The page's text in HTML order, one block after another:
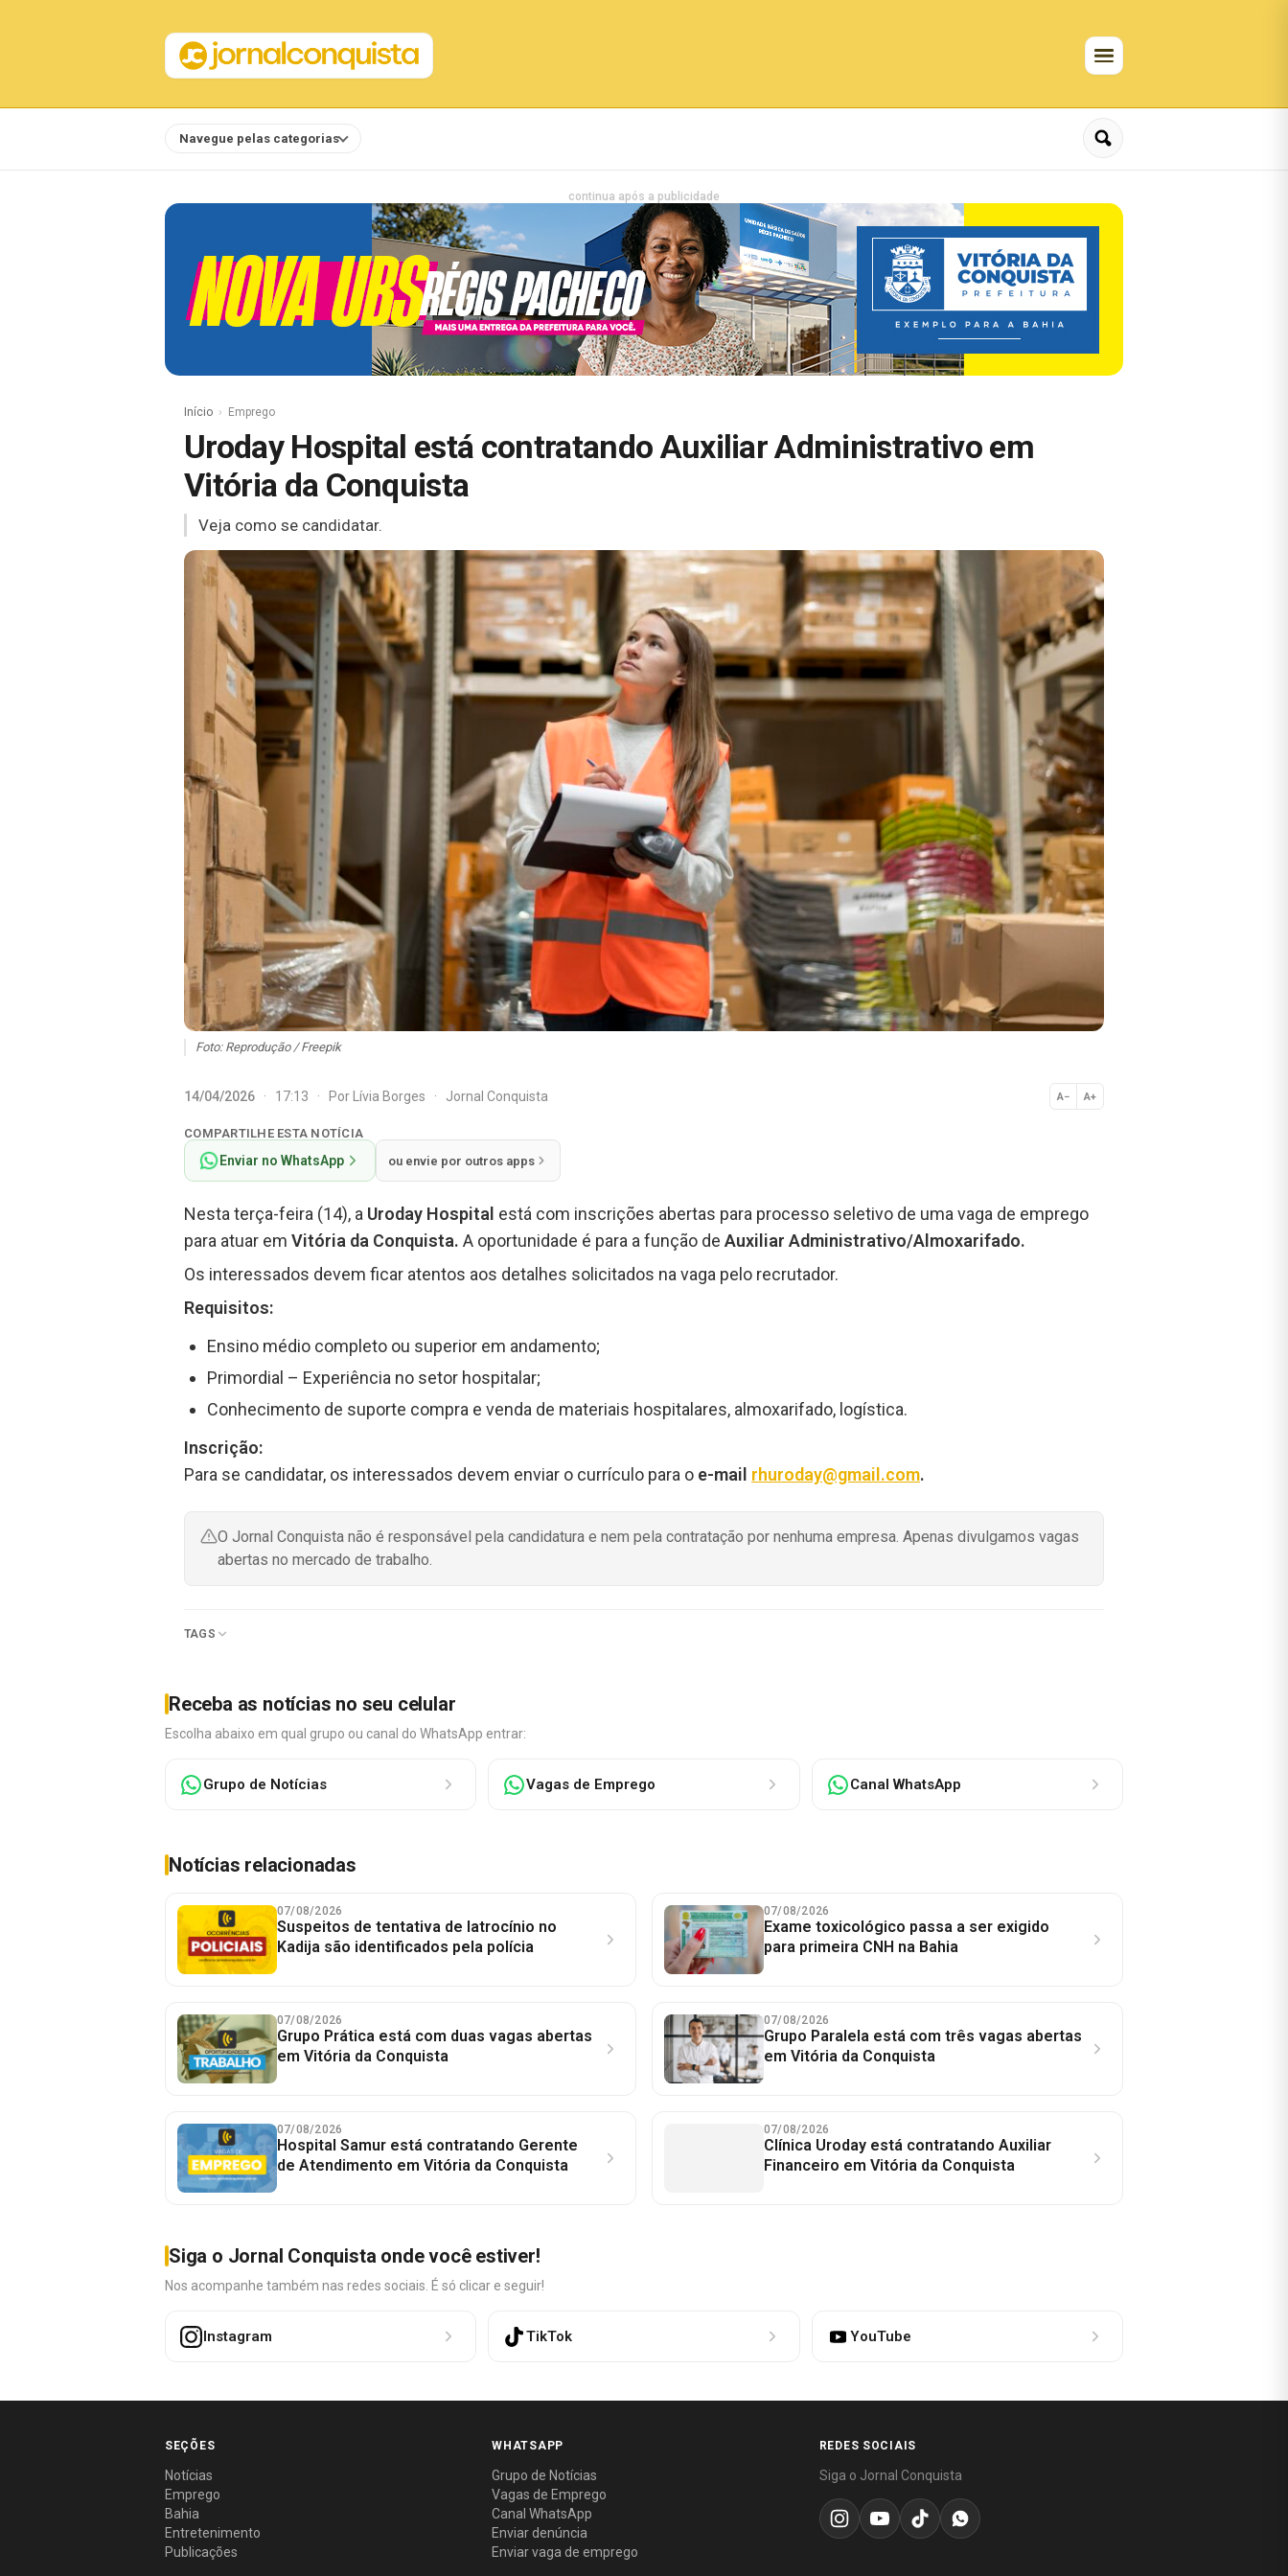
Navegue pelas categorias
continua após a publicidade
Início Emprego
Uroday Hospital está contratando Auxiliar Administrativo em
Vitória da Conquista
Veja como se candidatar.
Foto: Reprodução / Freepik
14/04/2026 · 17:13 · Por Lívia Borges · Jornal Conquista A− A+
Normal
COMPARTILHE ESTA NOTÍCIA
Enviar no WhatsApp ou envie por outros apps
Nesta terça-feira (14), a Uroday Hospital está com inscrições abertas para processo seletivo de uma vaga de emprego
para atuar em Vitória da Conquista. A oportunidade é para a função de Auxiliar Administrativo/Almoxarifado.
Os interessados devem ficar atentos aos detalhes solicitados na vaga pelo recrutador.
Requisitos:
Ensino médio completo ou superior em andamento;
Primordial – Experiência no setor hospitalar;
Conhecimento de suporte compra e venda de materiais hospitalares, almoxarifado, logística.
Inscrição:
Para se candidatar, os interessados devem enviar o currículo para o e-mail rhuroday@gmail.com.
O Jornal Conquista não é responsável pela candidatura e nem pela contratação por nenhuma empresa. Apenas divulgamos vagas
abertas no mercado de trabalho.
TAGS
Receba as notícias no seu celular
Escolha abaixo em qual grupo ou canal do WhatsApp entrar:
Grupo de Notícias Vagas de Emprego Canal WhatsApp
Notícias relacionadas
07/08/2026
Suspeitos de tentativa de latrocínio no
Kadija são identificados pela polícia
07/08/2026
Exame toxicológico passa a ser exigido
para primeira CNH na Bahia
07/08/2026
Grupo Prática está com duas vagas abertas
em Vitória da Conquista
07/08/2026
Grupo Paralela está com três vagas abertas
em Vitória da Conquista
07/08/2026
Hospital Samur está contratando Gerente
de Atendimento em Vitória da Conquista
07/08/2026
Clínica Uroday está contratando Auxiliar
Financeiro em Vitória da Conquista
Siga o Jornal Conquista onde você estiver!
Nos acompanhe também nas redes sociais. É só clicar e seguir!
Instagram TikTok YouTube
SEÇÕES
Notícias
Emprego
Bahia
Entretenimento
Publicações
WHATSAPP
Grupo de Notícias
Vagas de Emprego
Canal WhatsApp
Enviar denúncia
Enviar vaga de emprego
REDES SOCIAIS
Siga o Jornal Conquista